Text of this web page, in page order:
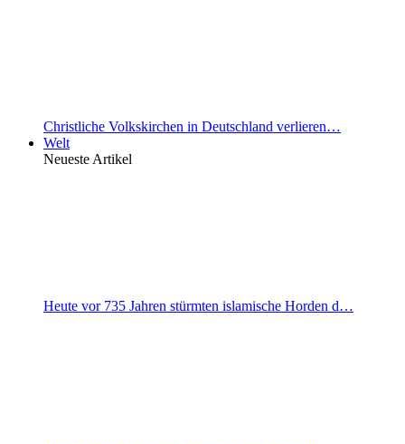
Christliche Volkskirchen in Deutschland verlieren…
Welt
Neueste Artikel
Heute vor 735 Jahren stürmten islamische Horden d…